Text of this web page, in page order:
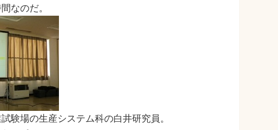
なのだ。
験場の生産システム科の白井研究員。